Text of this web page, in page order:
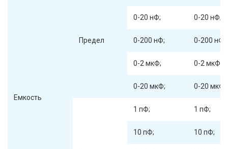
Емкость
Предел
0-20 нФ; 0-20 нФ;
0-200 нФ; 0-200 нФ;
0-2 мкФ; 0-2 мкФ;
0-20 мкФ; 0-20 мкФ;
1 пФ; 1 пФ;
10 пФ; 10 пФ;